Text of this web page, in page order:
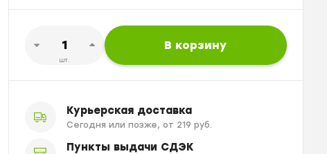
шт.
В корзину
Курьерская доставка
Сегодня или позже, от 219 руб.
Пункты выдачи СДЭК